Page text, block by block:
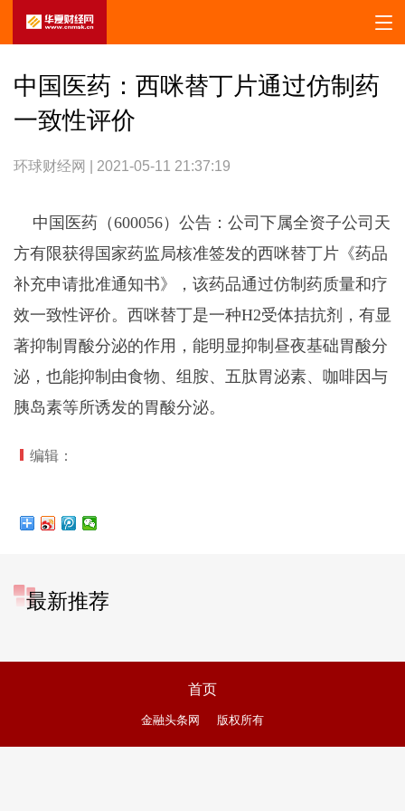
中国医药：西咪替丁片通过仿制药
一致性评价
环球财经网 | 2021-05-11 21:37:19
中国医药（600056）公告：公司下属全资子公司天
方有限获得国家药监局核准签发的西咪替丁片《药品
补充申请批准通知书》，该药品通过仿制药质量和疗
效一致性评价。西咪替丁是一种H2受体拮抗剂，有显
著抑制胃酸分泌的作用，能明显抑制昼夜基础胃酸分
泌，也能抑制由食物、组胺、五肽胃泌素、咖啡因与
胰岛素等所诱发的胃酸分泌。
编辑：
最新推荐
首页
金融头条网 版权所有